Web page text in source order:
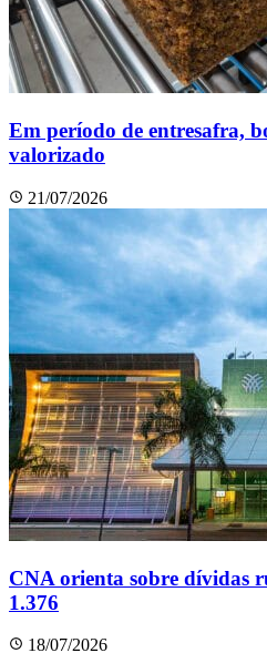
Em período de entresafra,
valorizado
21/07/2026
CNA orienta sobre dívidas
1.376
18/07/2026